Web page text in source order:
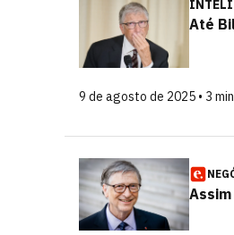
Até
9 de agosto de 2025 • 3